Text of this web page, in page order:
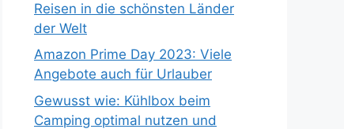
Reisen in die schönsten Länder
der Welt
Amazon Prime Day 2023: Viele
Angebote auch für Urlauber
Gewusst wie: Kühlbox beim
Camping optimal nutzen und